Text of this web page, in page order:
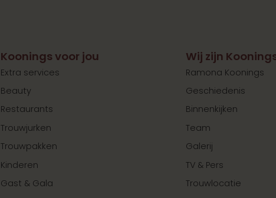
Koonings voor jou
Extra services
Beauty
Restaurants
Trouwjurken
Trouwpakken
Kinderen
Gast & Gala
Wij zijn
Ramona Koonings
Geschiedenis
Binnenkijken
Team
Galerij
TV & Pers
Trouwlocatie